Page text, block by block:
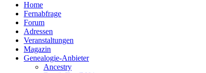
Home
Fernabfrage
Forum
Adressen
Veranstaltungen
Magazin
Genealogie-Anbieter
Ancestry